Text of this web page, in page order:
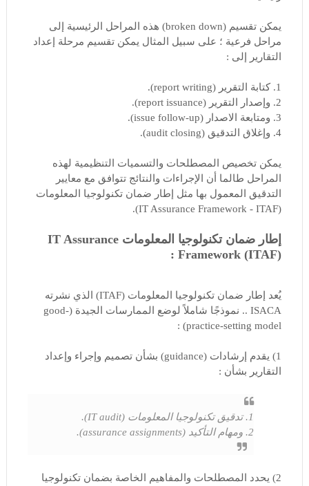
يمكن تقسيم (broken down) هذه المراحل الرئيسية إلى
مراحل فرعية ؛ على سبيل المثال يمكن تقسيم مرحلة إعداد
التقارير إلى :
1. كتابة التقرير (report writing).
2. وإصدار التقرير (report issuance).
3. ومتابعة الاصدار (issue follow-up).
4. وإغلاق التدقيق (audit closing).
يمكن تخصيص المصطلحات والتسميات التنظيمية لهذه
المراحل طالما أن الإجراءات والنتائج تتوافق مع معايير
التدقيق المعمول بها مثل إطار ضمان تكنولوجيا المعلومات
(IT Assurance Framework - ITAF).
إطار ضمان تكنولوجيا المعلومات IT Assurance
Framework (ITAF) :
يُعد إطار ضمان تكنولوجيا المعلومات (ITAF) الذي نشرته
ISACA .. نموذجًا شاملاً لوضع الممارسات الجيدة (good-
practice-setting model) :
1) يقدم إرشادات (guidance) بشأن تصميم وإجراء وإعداد
التقارير بشأن :
1. تدقيق تكنولوجيا المعلومات (IT audit).
2. ومهام التأكيد (assurance assignments).
2) يحدد المصطلحات والمفاهيم الخاصة بضمان تكنولوجيا